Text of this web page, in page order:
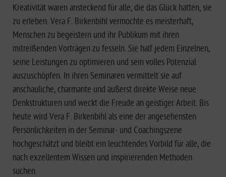
Kreativität waren ansteckend für alle, die das Glück hatten, sie
zu erleben. Vera F. Birkenbihl vermochte es meisterhaft,
Menschen zu begeistern und ihr Publikum mit ihren
mitreißenden Vorträgen zu fesseln. Sie half jedem Einzelnen,
seine Leistungen zu optimieren und sein volles Potenzial
auszuschöpfen. In ihren Seminaren vermittelt sie auf
anschauliche, charmante und äußerst direkte Weise neue
Denkstrukturen und weckt die Freude an geistiger Arbeit. Bis
heute wird Vera F. Birkenbihl als eine der angesehensten
Persönlichkeiten in der Seminar- und Coachingszene
hochgeschätzt und bleibt ein leuchtendes Vorbild für alle, die
nach exzellentem Wissen und inspirierenden Methoden
suchen.